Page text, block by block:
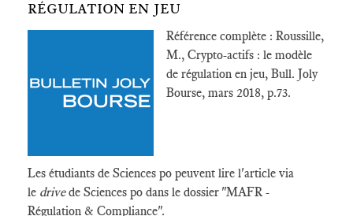
RÉGULATION EN JEU
Référence complète : Roussille,
M., Crypto-actifs : le modèle
de régulation en jeu, Bull. Joly
Bourse, mars 2018, p.73.
Les étudiants de Sciences po peuvent lire l'article via
le drivede Sciences po dans le dossier "MAFR -
Régulation & Compliance".